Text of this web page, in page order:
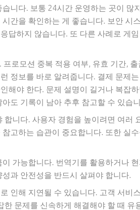
니다. 보통 24시간 운영하는 곳이 많
간을 확인하는 게 좋습니다. 보안 시
답하지 않습니다. 또 다른 사례로 게
로모션 중복 적용 여부, 유효 기간, 출
정보를 바로 알려줍니다. 결제 문제
해야 한다. 문제 설명이 길거나 복잡
도 기록이 남아 추후 참고할 수 있습
니다. 사용자 경험을 높이려면 여러
고하는 습관이 중요합니다. 또한 실
가능합니다. 번역기를 활용하거나
과 안전성을 반드시 살펴야 합니다.
인해 지연될 수 있습니다. 고객 서비
문제를 신속하게 해결해야 할 때 유